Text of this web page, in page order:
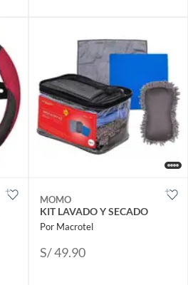
MOMO
KIT LAVADO Y SECADO
Por Macrotel
S/ 49.90